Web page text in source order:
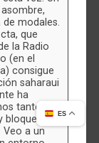
modales.
que
la Radio
(en el
consigue
saharaui
ha
tanto a
de
Veo a un
ES